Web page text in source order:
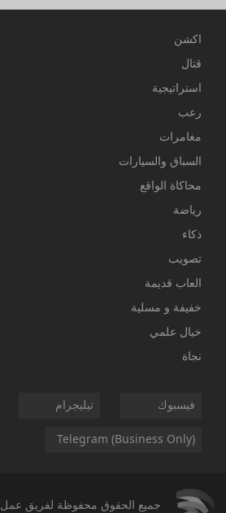
اكشن
قتال
استراتيجية
رعب
مغامرات
السباق والسيارات
محاكاة الواقع
رياضة
ذكاء
تصويب
العاب قديمة
خفيفة و مسلية
خيال علمي
نجاة
فيسبوك تيليجرام
Telegram (Business Only)
جميع الحقوق محفوظة لفريق عمل